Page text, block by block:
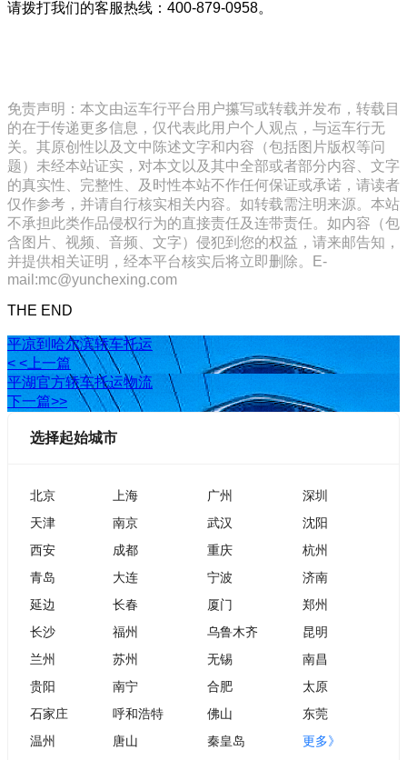
请拨打我们的客服热线：400-879-0958。
免责声明：本文由运车行平台用户攥写或转载并发布，转载目
的在于传递更多信息，仅代表此用户个人观点，与运车行无
关。其原创性以及文中陈述文字和内容（包括图片版权等问
题）未经本站证实，对本文以及其中全部或者部分内容、文字
的真实性、完整性、及时性本站不作任何保证或承诺，请读者
仅作参考，并请自行核实相关内容。如转载需注明来源。本站
不承担此类作品侵权行为的直接责任及连带责任。如内容（包
含图片、视频、音频、文字）侵犯到您的权益，请来邮告知，
并提供相关证明，经本平台核实后将立即删除。E-
mail:mc@yunchexing.com
THE END
平凉到哈尔滨轿车托运
< <上一篇
平湖官方轿车托运物流
下一篇>>
选择起始城市
北京 上海 广州
深圳
天津
南京 武汉
沈阳
西安
成都 重庆
杭州
青岛
大连 宁波
济南
延边
长春 厦门
郑州
长沙
福州 乌鲁木齐
昆明
兰州
苏州 无锡
南昌
贵阳
南宁 合肥
太原
石家庄
呼和浩特 佛山
东莞
温州
唐山 秦皇岛 更多》